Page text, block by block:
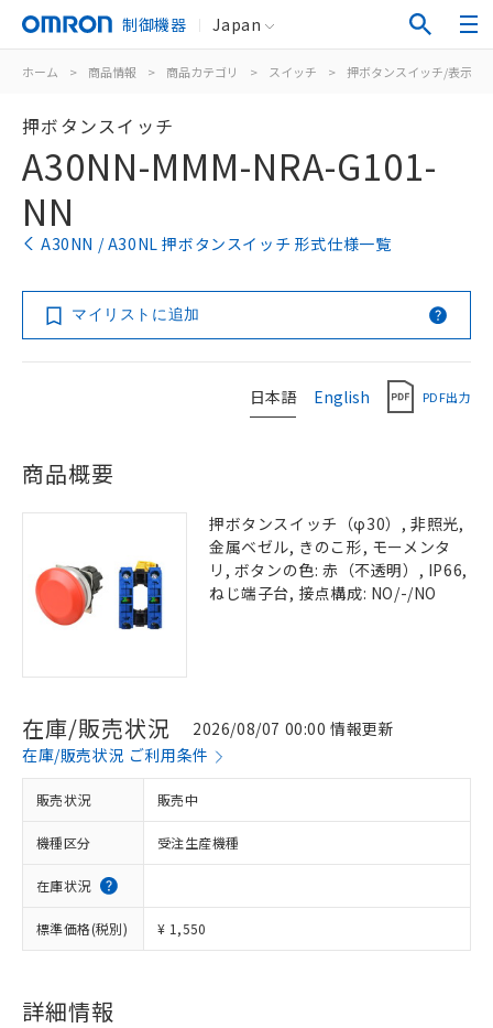
制御機器 Japan
ホーム > 商品情報 > 商品カテゴリ > スイッチ > 押ボタンスイッチ/表示灯
押ボタンスイッチ
A30NN-MMM-NRA-G101-
NN
A30NN / A30NL 押ボタンスイッチ 形式仕様一覧
マイリストに追加
日本語 English PDF出力
商品概要
押ボタンスイッチ（φ30）, 非照光,
金属ベゼル, きのこ形, モーメンタ
リ, ボタンの色: 赤（不透明）, IP66,
ねじ端子台, 接点構成: NO/-/NO
在庫/販売状況
2026/08/07 00:00 情報更新
在庫/販売状況 ご利用条件
販売状況 販売中
機種区分 受注生産機種
在庫状況
標準価格(税別) ¥ 1,550
詳細情報